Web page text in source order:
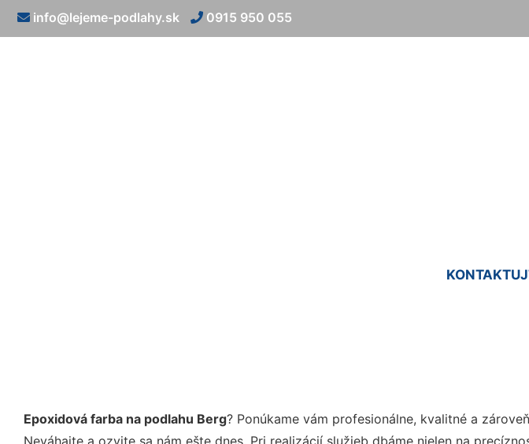
info@lejeme-podlahy.sk 0915 950 055
Epoxidová farba na podlahu Berg? Ponúkame vám profesionálne, kvalitné a